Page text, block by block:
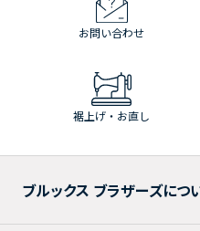
お問い合わせ
裾上げ・お直し
ブルックス ブラザーズにつ